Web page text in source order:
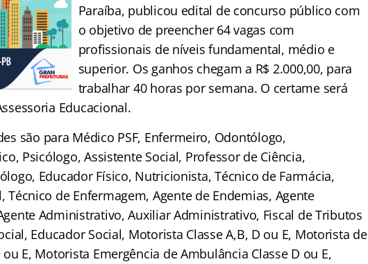
Paraíba, publicou edital de concurso público com
o objetivo de preencher 64 vagas com
profissionais de níveis fundamental, médio e
superior. Os ganhos chegam a R$ 2.000,00, para
trabalhar 40 horas por semana. O certame será
Educacional.
são para Médico PSF, Enfermeiro, Odontólogo,
Psicólogo, Assistente Social, Professor de Ciência,
Educador Físico, Nutricionista, Técnico de Farmácia,
Técnico de Enfermagem, Agente de Endemias, Agente
Administrativo, Auxiliar Administrativo, Fiscal de Tributos
Educador Social, Motorista Classe A,B, D ou E, Motorista de
E, Motorista Emergência de Ambulância Classe D ou E,